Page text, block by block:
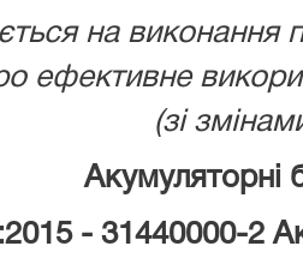
на виконання
ефективне
(зі
Акумуляторні
- 31440000-2